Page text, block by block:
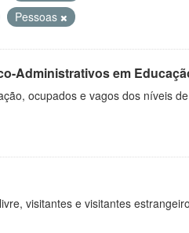
Pessoas
Administrativos em
ocupados e vagos dos níveis de
visitantes e visitantes